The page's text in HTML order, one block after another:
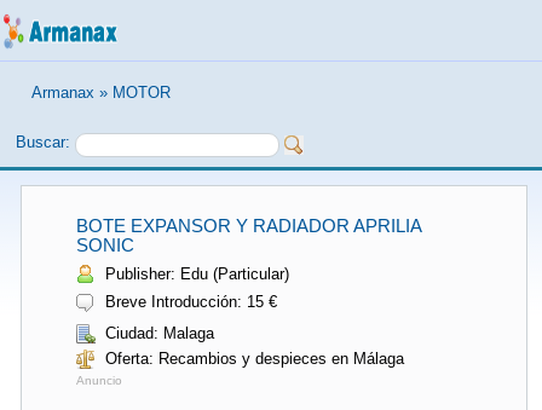
Armanax » MOTOR
Buscar:
BOTE EXPANSOR Y RADIADOR APRILIA
SONIC
Publisher: Edu (Particular)
Breve Introducción: 15 €
Ciudad: Malaga
Oferta: Recambios y despieces en Málaga
Anuncio